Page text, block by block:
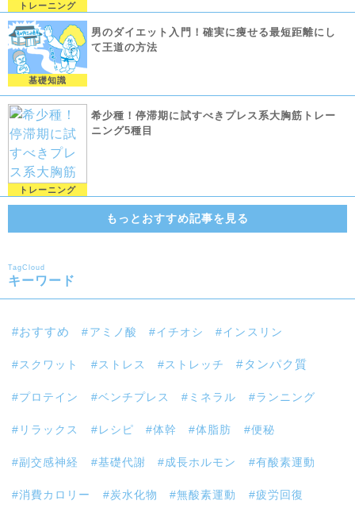
トレーニング
基礎知識
男のダイエット入門！確実に痩せる最短距離にし
て王道の方法
トレーニング
希少種！停滞期に試すべきプレス系大胸筋トレー
ニング5種目
もっとおすすめ記事を見る
TagCloud
キーワード
おすすめ アミノ酸 イチオシ インスリン
スクワット ストレス ストレッチ タンパク質
プロテイン ベンチプレス ミネラル ランニング
リラックス レシピ 体幹 体脂肪 便秘
副交感神経 基礎代謝 成長ホルモン 有酸素運動
消費カロリー 炭水化物 無酸素運動 疲労回復